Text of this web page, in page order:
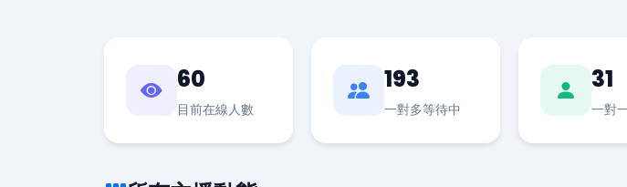
60
目前在線人數
193
一對多等待中
31
一對